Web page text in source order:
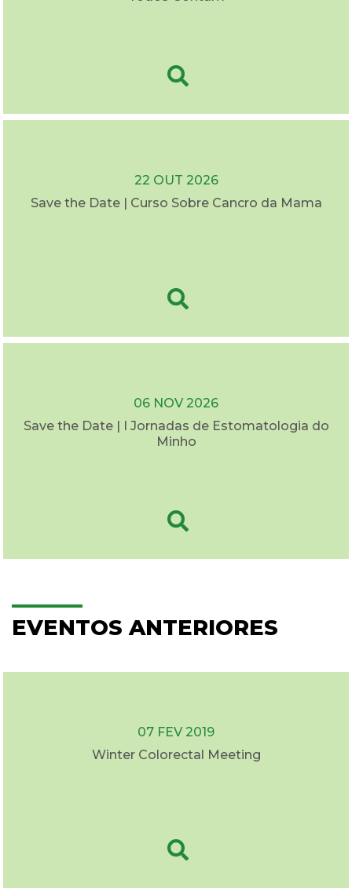
22 OUT 2026
Save the Date | Curso Sobre Cancro da Mama
06 NOV 2026
Save the Date | I Jornadas de Estomatologia do
Minho
EVENTOS ANTERIORES
07 FEV 2019
Winter Colorectal Meeting